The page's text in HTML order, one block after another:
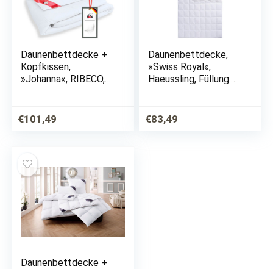
Daunenbettdecke +
Kopfkissen,
»Johanna«, RIBECO,
Federn, Kopfkissen:
85% Federn, 15%
€101,49
Daunenbettdecke,
»Swiss Royal«,
Haeussling, Füllung:
Baumwolle, Optimale
Wärmespeicherung
€83,49
Daunenbettdecke +